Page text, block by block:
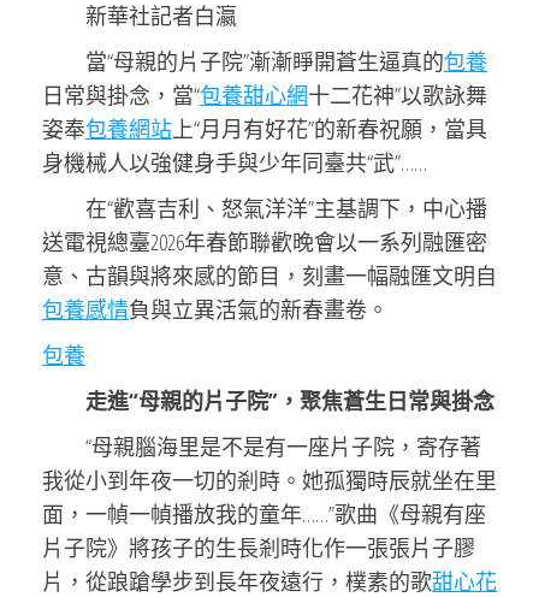
新華社記者白瀛
當“母親的片子院”漸漸睜開蒼生逼真的包養
日常與掛念，當“包養甜心網十二花神”以歌詠舞
姿奉包養網站上“月月有好花”的新春祝願，當具
身機械人以強健身手與少年同臺共“武”……
在“歡喜吉利、怒氣洋洋”主基調下，中心播
送電視總臺2026年春節聯歡晚會以一系列融匯密
意、古韻與將來感的節目，刻畫一幅融匯文明自
包養感情負與立異活氣的新春畫卷。
包養
走進“母親的片子院”，聚焦蒼生日常與掛念
“母親腦海里是不是有一座片子院，寄存著
我從小到年夜一切的剎時。她孤獨時辰就坐在里
面，一幀一幀播放我的童年……”歌曲《母親有座
片子院》將孩子的生長剎時化作一張張片子膠
片，從踉蹌學步到長年夜遠行，樸素的歌甜心花